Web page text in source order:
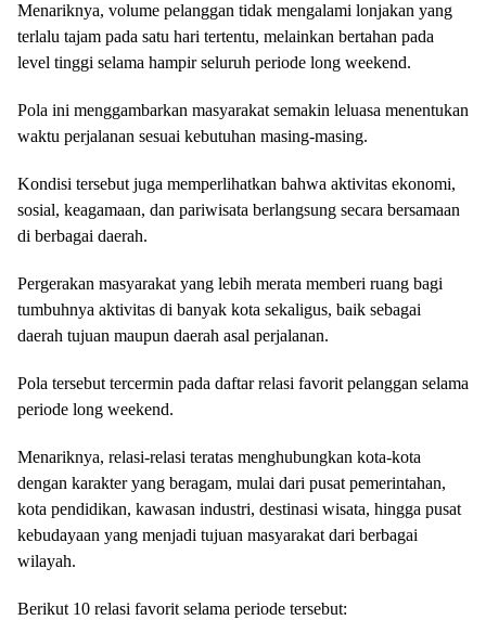
Menariknya, volume pelanggan tidak mengalami lonjakan yang
terlalu tajam pada satu hari tertentu, melainkan bertahan pada
level tinggi selama hampir seluruh periode long weekend.
Pola ini menggambarkan masyarakat semakin leluasa menentukan
waktu perjalanan sesuai kebutuhan masing-masing.
Kondisi tersebut juga memperlihatkan bahwa aktivitas ekonomi,
sosial, keagamaan, dan pariwisata berlangsung secara bersamaan
di berbagai daerah.
Pergerakan masyarakat yang lebih merata memberi ruang bagi
tumbuhnya aktivitas di banyak kota sekaligus, baik sebagai
daerah tujuan maupun daerah asal perjalanan.
Pola tersebut tercermin pada daftar relasi favorit pelanggan selama
periode long weekend.
Menariknya, relasi-relasi teratas menghubungkan kota-kota
dengan karakter yang beragam, mulai dari pusat pemerintahan,
kota pendidikan, kawasan industri, destinasi wisata, hingga pusat
kebudayaan yang menjadi tujuan masyarakat dari berbagai
wilayah.
Berikut 10 relasi favorit selama periode tersebut: